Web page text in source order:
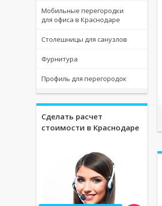
Мобильные перегородки
для офиса в Краснодаре
Столешницы для санузлов
Фурнитура
Профиль для перегородок
Сделать расчет
стоимости в Краснодаре